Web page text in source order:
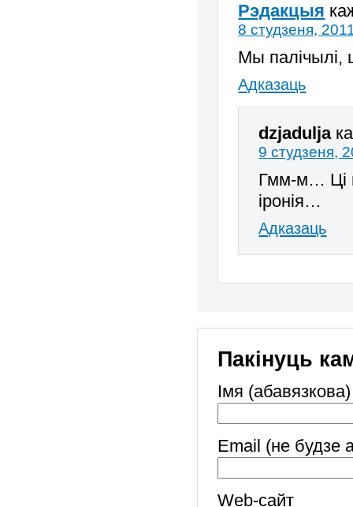
Рэдакцыя
8 студзеня,
Мы палічылі,
Адказаць
dzjadulja
9 студзеня,
Гмм-м… Ці
іронія…
Адказаць
Пакінуць
Імя (абавязкова)
Email (не будзе
Web-cайт